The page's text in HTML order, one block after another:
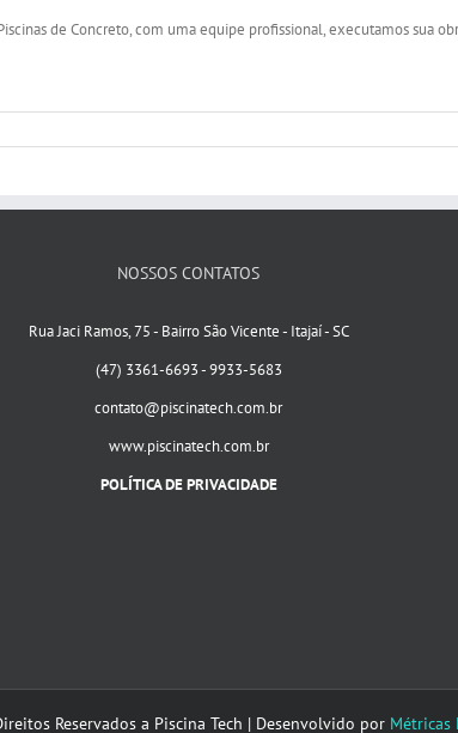
de Concreto, com uma equipe profissional, executamos sua
NOSSOS CONTATOS
Rua Jaci Ramos, 75 - Bairro São Vicente - Itajaí - SC
(47) 3361-6693 - 9933-5683
contato@piscinatech.com.br
www.piscinatech.com.br
POLÍTICA DE PRIVACIDADE
Reservados a Piscina Tech | Desenvolvido por